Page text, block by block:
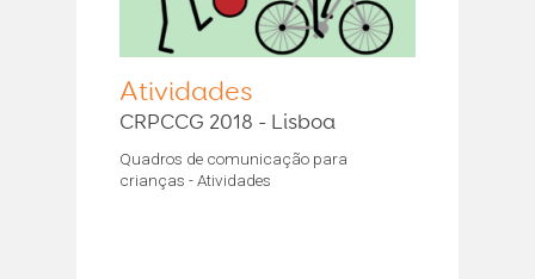
Atividades
CRPCCG 2018 - Lisboa
Quadros de comunicação para
crianças - Atividades